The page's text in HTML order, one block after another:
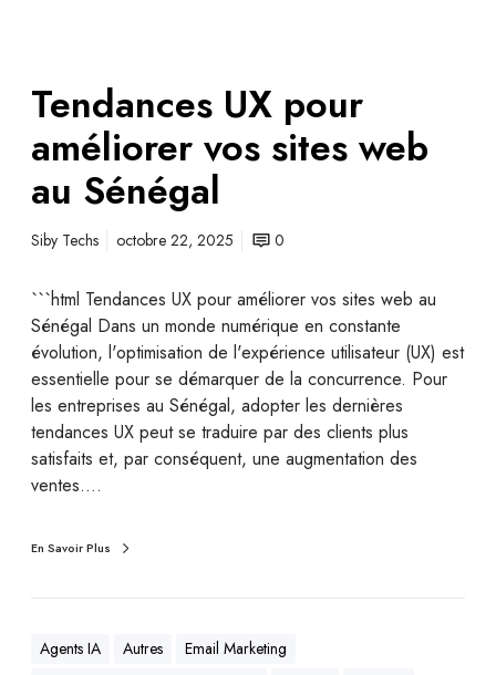
Tendances UX pour
améliorer vos sites web
au Sénégal
Siby Techs octobre 22, 2025 0
```html Tendances UX pour améliorer vos sites web au
Sénégal Dans un monde numérique en constante
évolution, l'optimisation de l'expérience utilisateur (UX) est
essentielle pour se démarquer de la concurrence. Pour
les entreprises au Sénégal, adopter les dernières
tendances UX peut se traduire par des clients plus
satisfaits et, par conséquent, une augmentation des
ventes.…
En Savoir Plus
Agents IA Autres
Email Marketing